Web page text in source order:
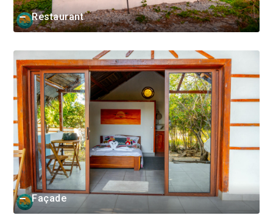
Restaurant
Façade